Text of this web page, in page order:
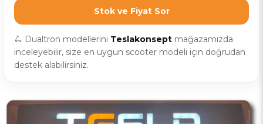
Stok ve Fiyat Sor
🛴 Dualtron modellerini Teslakonsept mağazamızda
inceleyebilir, size en uygun scooter modeli için doğrudan
destek alabilirsiniz.